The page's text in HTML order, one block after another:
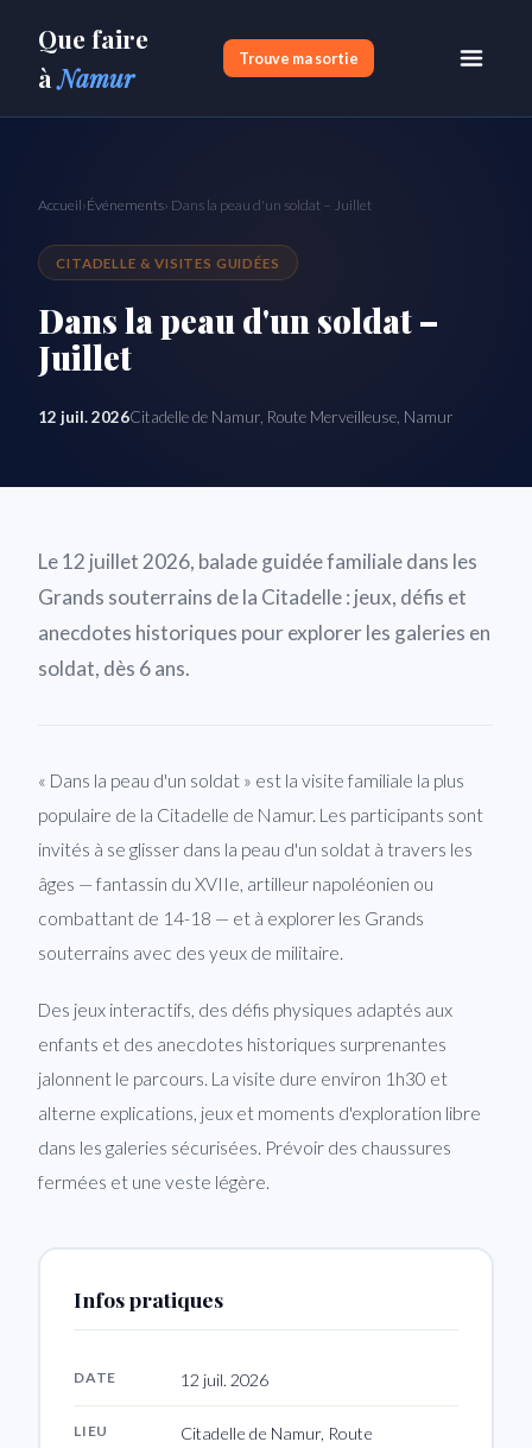
Que faire
àNamur
Trouve ma sortie
Accueil›Événements› Dans la peau d'un soldat – Juillet
CITADELLE & VISITES GUIDÉES
Dans la peau d'un soldat –
Juillet
12 juil. 2026Citadelle de Namur, Route Merveilleuse, Namur
Le 12 juillet 2026, balade guidée familiale dans les
Grands souterrains de la Citadelle : jeux, défis et
anecdotes historiques pour explorer les galeries en
soldat, dès 6 ans.
« Dans la peau d'un soldat » est la visite familiale la plus
populaire de la Citadelle de Namur. Les participants sont
invités à se glisser dans la peau d'un soldat à travers les
âges — fantassin du XVIIe, artilleur napoléonien ou
combattant de 14-18 — et à explorer les Grands
souterrains avec des yeux de militaire.
Des jeux interactifs, des défis physiques adaptés aux
enfants et des anecdotes historiques surprenantes
jalonnent le parcours. La visite dure environ 1h30 et
alterne explications, jeux et moments d'exploration libre
dans les galeries sécurisées. Prévoir des chaussures
fermées et une veste légère.
Infos pratiques
DATE 12 juil. 2026
LIEU
Citadelle de Namur, Route